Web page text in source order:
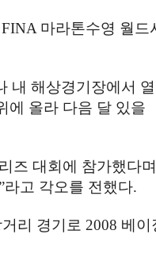
마라톤수영 월드
내 해상경기장에서 열
에 올라 다음 달 있을
즈 대회에 참가했다며
라고 각오를 전했다.
리 경기로 2008 베이